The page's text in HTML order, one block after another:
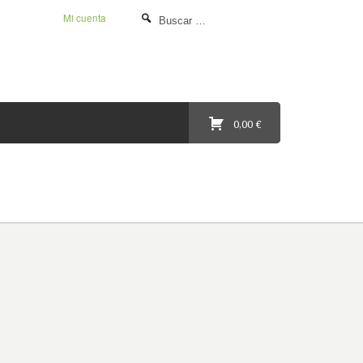
Mi cuenta
0,00 €